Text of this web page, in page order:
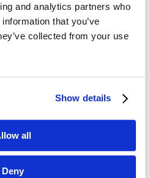
and analytics partners who
that you’ve
collected from your use
Show details
all
Deny
83/7